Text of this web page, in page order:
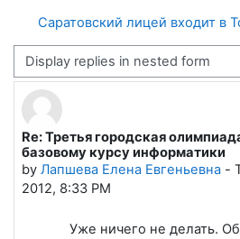
Саратовский лицей входит в
Display mode
Re: Третья городская
базовому курсу информатики
by Лапшева Елена Евгеньевна -
2012, 8:33 PM
Number of replies: 0
Уже ничего не делать.